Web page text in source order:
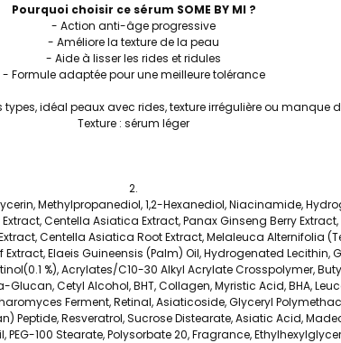
Pourquoi choisir ce sérum SOME BY MI ?
- Action anti-âge progressive
- Améliore la texture de la peau
- Aide à lisser les rides et ridules
- Formule adaptée pour une meilleure tolérance
types, idéal peaux avec rides, texture irrégulière ou manque
Texture : sérum léger
Methylpropanediol, 1,2-Hexanediol, Niacinamide,
Centella Asiatica Extract, Panax Ginseng Berry
Centella Asiatica Root Extract, Melaleuca Alternifolia
Elaeis Guineensis (Palm) Oil, Hydrogenated Lecithin,
%), Acrylates/C10-30 Alkyl Acrylate Crosspolymer,
Cetyl Alcohol, BHT, Collagen, Myristic Acid, BHA,
Ferment, Retinal, Asiaticoside, Glyceryl
Peptide, Resveratrol, Sucrose Distearate, Asiatic Acid,
PEG-100 Stearate, Polysorbate 20, Fragrance,